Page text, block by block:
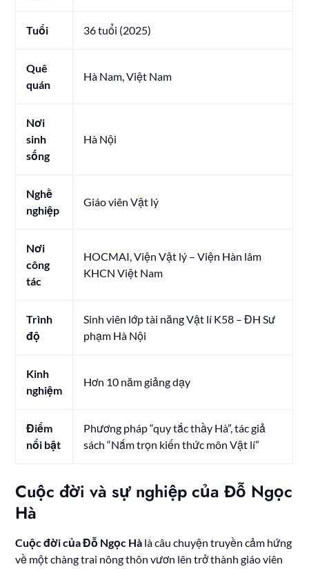
Tuổi 36 tuổi (2025)
Quê
quán
Hà Nam, Việt Nam
Nơi
sinh
sống
Hà Nội
Nghề
nghiệp
Giáo viên Vật lý
Nơi
công
tác
HOCMAI, Viện Vật lý – Viện Hàn lâm
KHCN Việt Nam
Trình
độ
Sinh viên lớp tài năng Vật lí K58 – ĐH Sư
phạm Hà Nội
Kinh
nghiệm
Hơn 10 năm giảng dạy
Điểm
nổi bật
Phương pháp “quy tắc thầy Hà”, tác giả
sách “Nắm trọn kiến thức môn Vật lí”
Cuộc đời và sự nghiệp của Đỗ Ngọc
Hà
Cuộc đời của Đỗ Ngọc Hà là câu chuyện truyền cảm hứng
về một chàng trai nông thôn vươn lên trở thành giáo viên